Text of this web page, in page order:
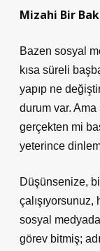
Mizahi Bir
Bazen sosyal
kısa süreli
yapıp ne
durum var.
gerçekten mi
yeterince
Düşünsenize,
çalışıyorsunuz,
sosyal
görev bitmiş;